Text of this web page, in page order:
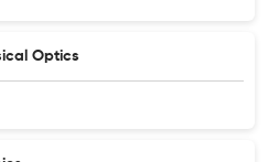
Optics